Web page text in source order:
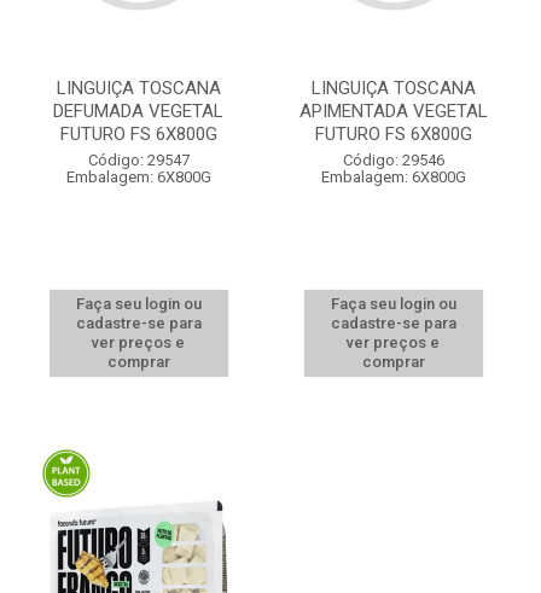
LINGUIÇA TOSCANA
DEFUMADA VEGETAL
FUTURO FS 6X800G
Código: 29547
Embalagem: 6X800G
Faça seu login ou
cadastre-se para
ver preços e
comprar
LINGUIÇA TOSCANA
APIMENTADA VEGETAL
FUTURO FS 6X800G
Código: 29546
Embalagem: 6X800G
Faça seu login ou
cadastre-se para
ver preços e
comprar